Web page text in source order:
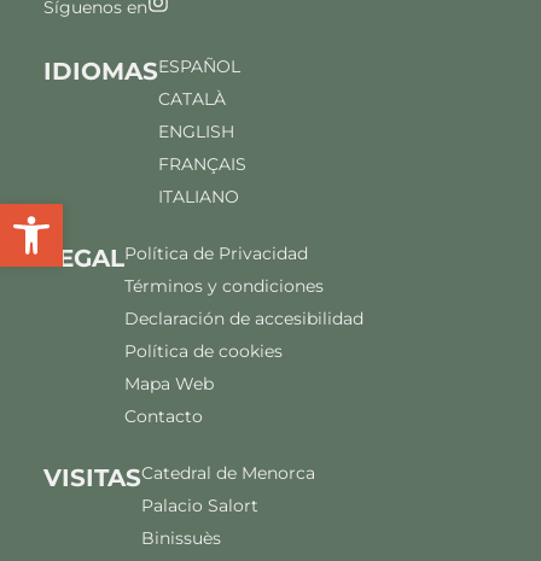
Abrir barra de herramientas
Síguenos en
VISITASCatedral de Menorca
Palacio Salort
Binissuès
IDIOMASESPAÑOL
CATALÀ
ENGLISH
FRANÇAIS
ITALIANO
LEGALPolítica de Privacidad
Términos y condiciones
Declaración de accesibilidad
Política de cookies
Mapa Web
Contacto